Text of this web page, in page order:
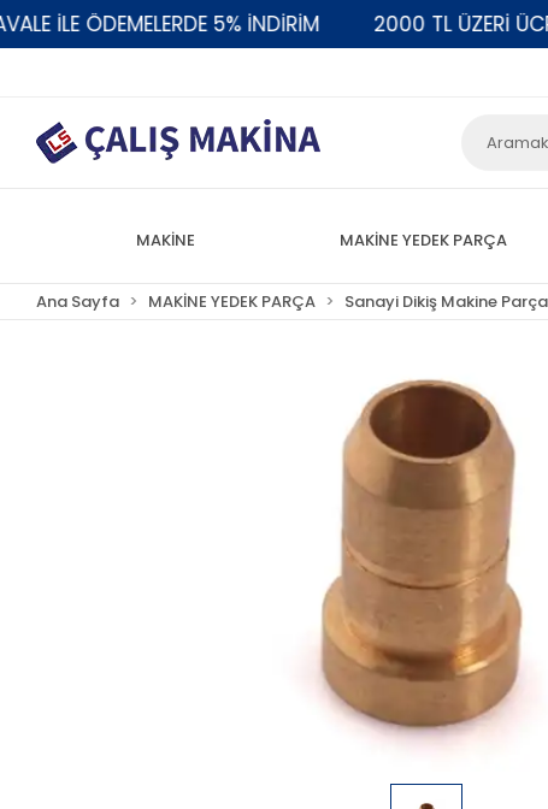
İLE ÖDEMELERDE 5% İNDİRİM 2000 TL ÜZERİ
MAKİNE MAKİNE YEDEK PARÇA
Ana Sayfa MAKİNE YEDEK PARÇA Sanayi Dikiş Makine